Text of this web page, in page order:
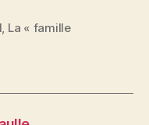
La « famille